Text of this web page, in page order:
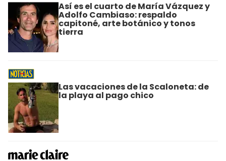
Así es el cuarto de María Vázquez y
Adolfo Cambiaso: respaldo
capitoné, arte botánico y tonos
tierra
Las vacaciones de la Scaloneta: de
la playa al pago chico